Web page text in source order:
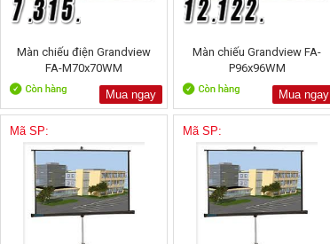
Màn chiếu điện Grandview
FA-M70x70WM
Mua ngay
Màn chiếu Grandview FA-
P96x96WM
Mua ngay
Mã SP: Mã SP: